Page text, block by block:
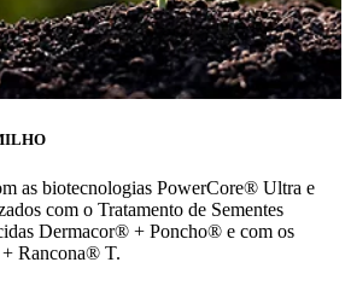
as biotecnologias PowerCore® Ultra e
com o Tratamento de Sementes
Dermacor® + Poncho® e com os
Rancona® T.